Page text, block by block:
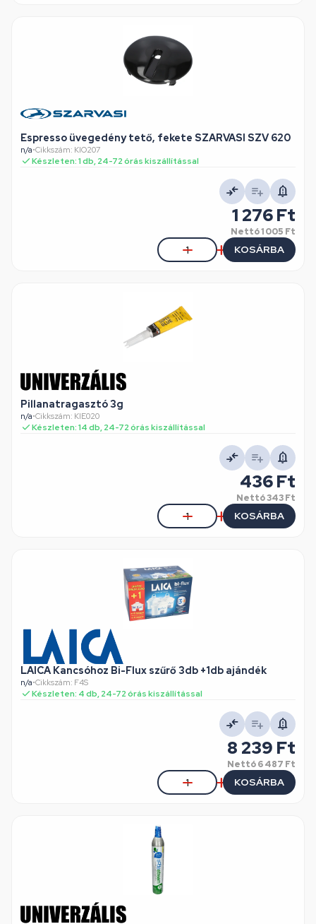
Espresso üvegedény tető, fekete SZARVASI SZV 620
n/a•Cikkszám: KIO207
Készleten: 1 db, 24-72 órás kiszállítással
1 276 Ft
Nettó1 005 Ft
KOSÁRBA
Pillanatragasztó 3g
n/a•Cikkszám: KIE020
Készleten: 14 db, 24-72 órás kiszállítással
436 Ft
Nettó343 Ft
KOSÁRBA
LAICA Kancsóhoz Bi-Flux szűrő 3db +1db ajándék
n/a•Cikkszám: F4S
Készleten: 4 db, 24-72 órás kiszállítással
8 239 Ft
Nettó6 487 Ft
KOSÁRBA